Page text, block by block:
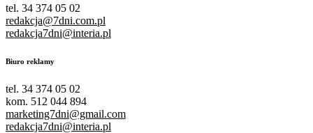
tel. 34 374 05 02
redakcja@7dni.com.pl
redakcja7dni@interia.pl
Biuro reklamy
tel. 34 374 05 02
kom. 512 044 894
marketing7dni@gmail.com
redakcja7dni@interia.pl